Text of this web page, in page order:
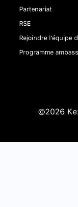
Partenariat
RSE
Rejoindre l'équipe
Programme
©2026